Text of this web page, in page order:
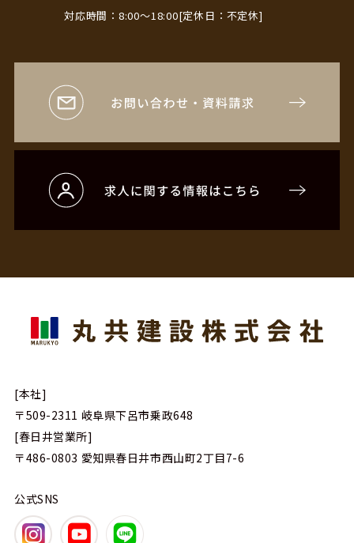
対応時間：8:00〜18:00[定休日：不定休]
[本社]
〒509-2311 岐阜県下呂市乗政648
[春日井営業所]
〒486-0803 愛知県春日井市西山町2丁目7-6
公式SNS